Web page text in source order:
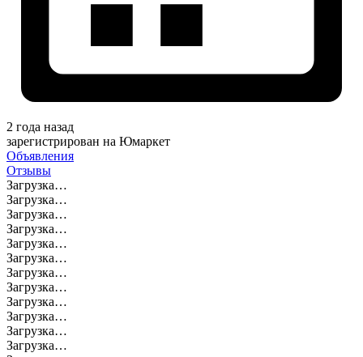
2 года назад
зарегистрирован на Юмаркет
Объявления
Отзывы
Загрузка…
Загрузка…
Загрузка…
Загрузка…
Загрузка…
Загрузка…
Загрузка…
Загрузка…
Загрузка…
Загрузка…
Загрузка…
Загрузка…